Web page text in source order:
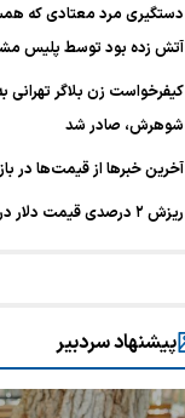
دستگیری مرد معتادی که
آتش زده بود توسط پلیس
کیفرخواست زن بلاگر تهرانی
شوهرش، صادر شد
آخرین خبر‌ها از قیمت‌ها در
ریزش ۲ درصدی قیمت دلار در بازار آزاد مشهد+ علت
پیشنهاد سردبیر